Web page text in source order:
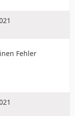
Fehler